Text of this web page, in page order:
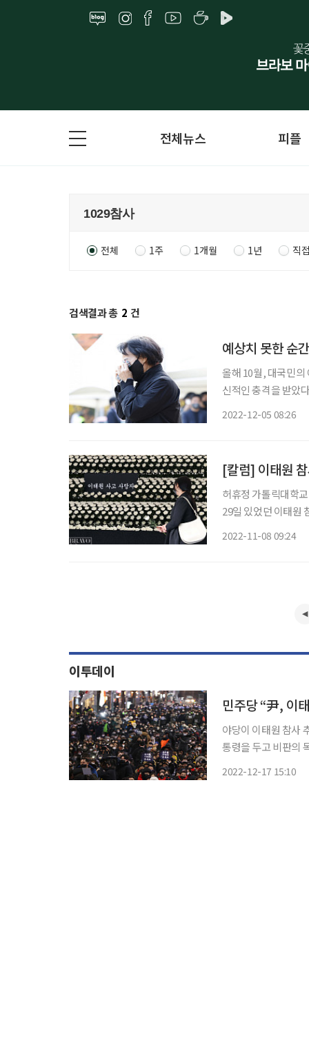
전체뉴스 피플
전체 1주 1개월 1년 직
검색결과 총 2 건
예상치 못한 순
올해 10월, 대국민의
신적인 충격을 받았
2022-12-05 08:26
[칼럼] 이태원
허휴정 가톨릭대학
29일 있었던 이태원
2022-11-08 09:24
이투데이
민주당 “尹, 이
야당이 이태원 참사
통령을 두고 비판의 목소리를 냈다. 17일 임오경 더불
2022-12-17 15:10